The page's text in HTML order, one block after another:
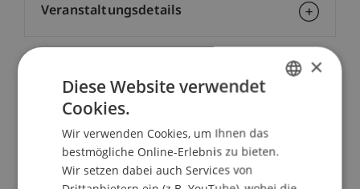
School/Professur:
Studienverwaltung Bachelorstudiengang
Veranstaltungsdetails
Kontakt
×
Diese Website verwendet
Cookies.
Wir verwenden Cookies, um Ihnen das
bestmögliche Online-Erlebnis zu bieten.
Wir setzen dabei auch Services von